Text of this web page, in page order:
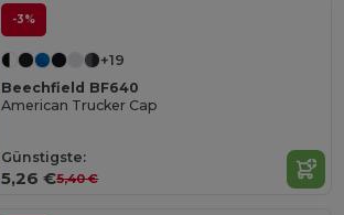
-3%
+19
Beechfield BF640
American Trucker Cap
Günstigste:
5,26 €5,40 €